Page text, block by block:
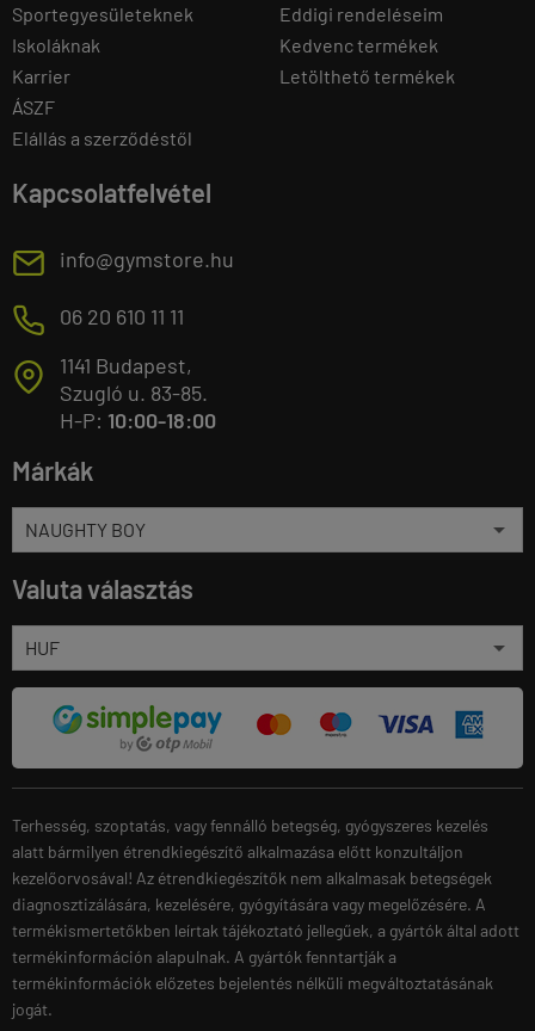
Sportegyesületeknek
Iskoláknak
Karrier
ÁSZF
Elállás a szerződéstől
Eddigi rendeléseim
Kedvenc termékek
Letölthető termékek
Kapcsolatfelvétel
E info@gymstore.hu
M 06 20 610 11 11
T
1141 Budapest,
Szugló u. 83-85.
H-P: 10:00-18:00
Márkák
Valuta választás
Terhesség, szoptatás, vagy fennálló betegség, gyógyszeres kezelés
alatt bármilyen étrendkiegészítő alkalmazása előtt konzultáljon
kezelőorvosával! Az étrendkiegészítők nem alkalmasak betegségek
diagnosztizálására, kezelésére, gyógyítására vagy megelőzésére. A
termékismertetőkben leírtak tájékoztató jellegűek, a gyártók által adott
termékinformáción alapulnak. A gyártók fenntartják a
termékinformációk előzetes bejelentés nélküli megváltoztatásának
jogát.